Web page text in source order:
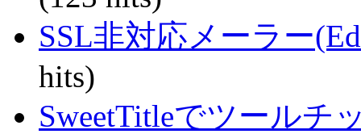
SSL非対応メーラー
hits)
SweetTitleでツールチ